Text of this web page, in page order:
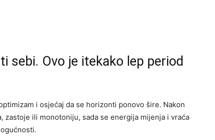
sebi. Ovo je itekako lep period
i osjećaj da se horizonti ponovo šire. Nakon
zastoje ili monotoniju, sada se energija mijenja i vraća